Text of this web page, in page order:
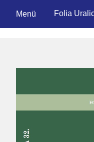
Menü Folia